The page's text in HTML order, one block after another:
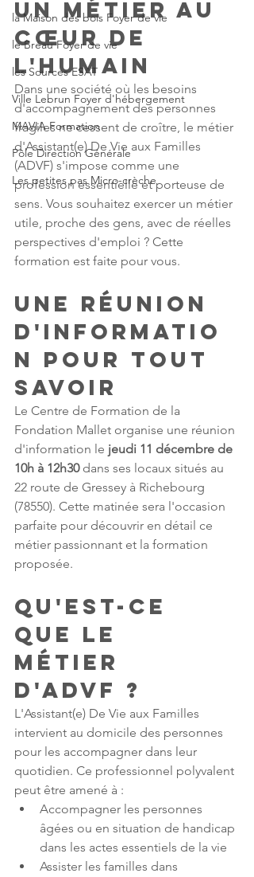
la Maison des bois Foyer de vie
le Bréau Foyer de vie
les Sources ESAT
Ville Lebrun Foyer d'hébergement
MAVIA Formation
Pôle Direction Générale
Les petites pas Micro-crèche
Un métier au
cœur de
l'humain
Dans une société où les besoins
d'accompagnement des personnes
fragiles ne cessent de croître, le métier
d'Assistant(e) De Vie aux Familles
(ADVF) s'impose comme une
profession essentielle et porteuse de
sens. Vous souhaitez exercer un métier
utile, proche des gens, avec de réelles
perspectives d'emploi ? Cette
formation est faite pour vous.
Une réunion
d'informatio
n pour tout
savoir
Le Centre de Formation de la
Fondation Mallet organise une réunion
d'information le jeudi 11 décembre de
10h à 12h30 dans ses locaux situés au
22 route de Gressey à Richebourg
(78550). Cette matinée sera l'occasion
parfaite pour découvrir en détail ce
métier passionnant et la formation
proposée.
Qu'est-ce
que le
métier
d'ADVF ?
L'Assistant(e) De Vie aux Familles
intervient au domicile des personnes
pour les accompagner dans leur
quotidien. Ce professionnel polyvalent
peut être amené à :
Accompagner les personnes
âgées ou en situation de handicap
dans les actes essentiels de la vie
Assister les familles dans